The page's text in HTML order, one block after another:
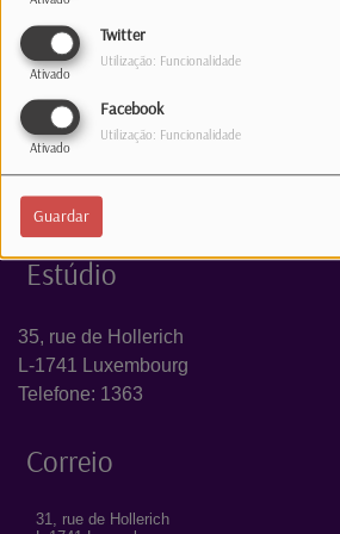
Twitter
Ativado
Utilização: Funcionalidade
Facebook
Ativado
Utilização: Funcionalidade
Guardar
INICIAR SESSÃO
Estúdio
35, rue de Hollerich
L-1741 Luxembourg
Telefone: 1363
Correio
31, rue de Hollerich